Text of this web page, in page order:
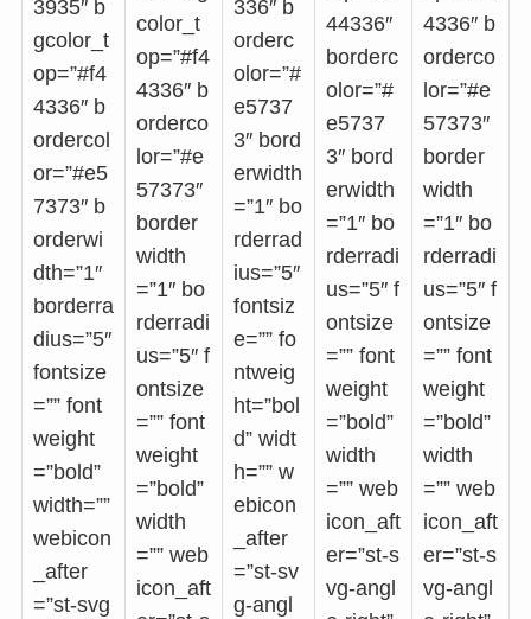
3935″ b
gcolor_t
op=”#f4
4336″ b
ordercol
or=”#e5
7373″ b
orderwi
dth=”1″
borderra
dius=”5″
fontsize
=”” font
weight
=”bold”
width=””
webicon
_after
=”st-svg
color_t
op=”#f4
4336″ b
orderco
lor=”#e
57373″
border
width
=”1″ bo
rderradi
us=”5″ f
ontsize
=”” font
weight
=”bold”
width
=”” web
icon_aft
336″ b
orderc
olor=”#
e5737
3″ bord
erwidth
=”1″ bo
rderrad
ius=”5″
fontsiz
e=”” fo
ntweig
ht=”bol
d” widt
h=”” w
ebicon
_after
=”st-sv
g-angl
44336″
borderc
olor=”#
e5737
3″ bord
erwidth
=”1″ bo
rderradi
us=”5″ f
ontsize
=”” font
weight
=”bold”
width
=”” web
icon_aft
er=”st-s
vg-angl
4336″ b
orderco
lor=”#e
57373″
border
width
=”1″ bo
rderradi
us=”5″ f
ontsize
=”” font
weight
=”bold”
width
=”” web
icon_aft
er=”st-s
vg-angl